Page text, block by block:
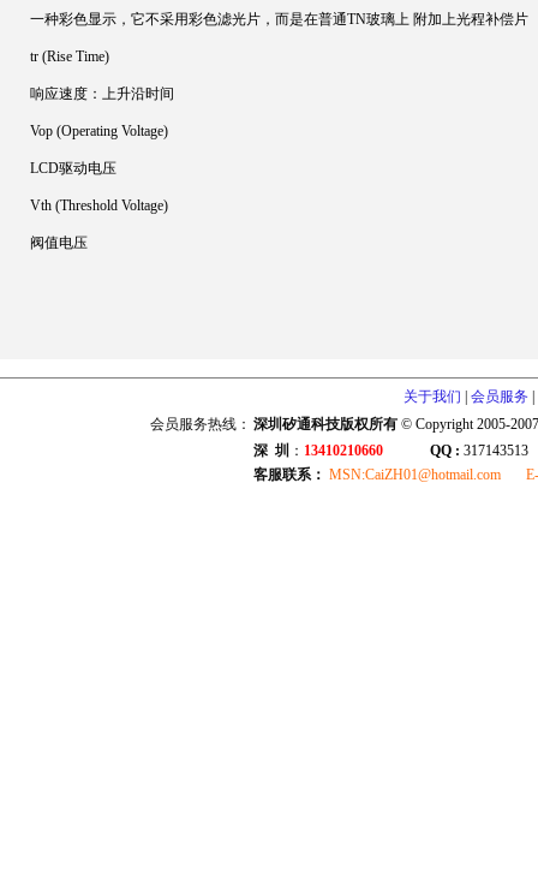
一种彩色显示，它不采用彩色滤光片，而是在普通TN玻璃上 附加上光程补偿片
tr (Rise Time)
响应速度：上升沿时间
Vop (Operating Voltage)
LCD驱动电压
Vth (Threshold Voltage)
阀值电压
关于我们 会员服务
会员服务热线： 深圳矽通科技版权所有 © Copyright 2005-
深 圳 ： 13410210660 QQ : 317143513
客服联系： MSN:CaiZH01@hotmail.com